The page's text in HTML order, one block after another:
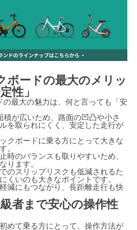
ボードの最大のメリッ
性」
の最大の魅力は、何と言っても「安
積が広いため、路面の凹凸や小さ
を取られにくく、安定した走行が
クボードに乗る方にとって大きな
。
時のバランスも取りやすいため、
ります。
のスリップリスクも低減されるた
くいのも大きなポイントです。
減にもつながり、長距離走行も快
者まで安心の操作性
めて乗る方にとって、操作方法が